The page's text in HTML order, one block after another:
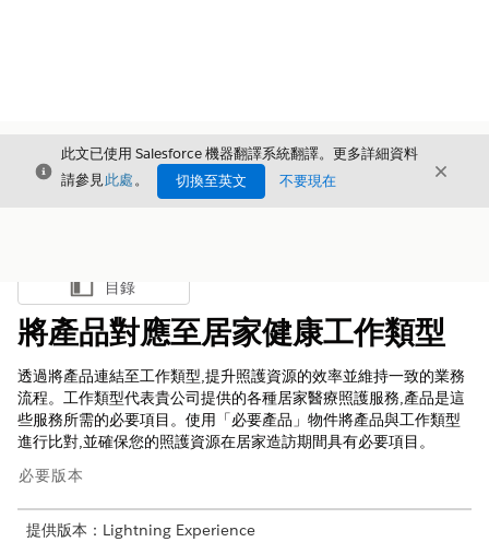
結束
此文已使用 Salesforce 機器翻譯系統翻譯。更多詳細資料
請參見此處。 切換至英文 不要現在 結束
顯示目錄
目錄
將產品對應至居家健康工作類型
透過將產品連結至工作類型,提升照護資源的效率並維持一致的業務
流程。工作類型代表貴公司提供的各種居家醫療照護服務,產品是這
些服務所需的必要項目。使用「必要產品」物件將產品與工作類型
進行比對,並確保您的照護資源在居家造訪期間具有必要項目。
必要版本
提供版本：Lightning Experience